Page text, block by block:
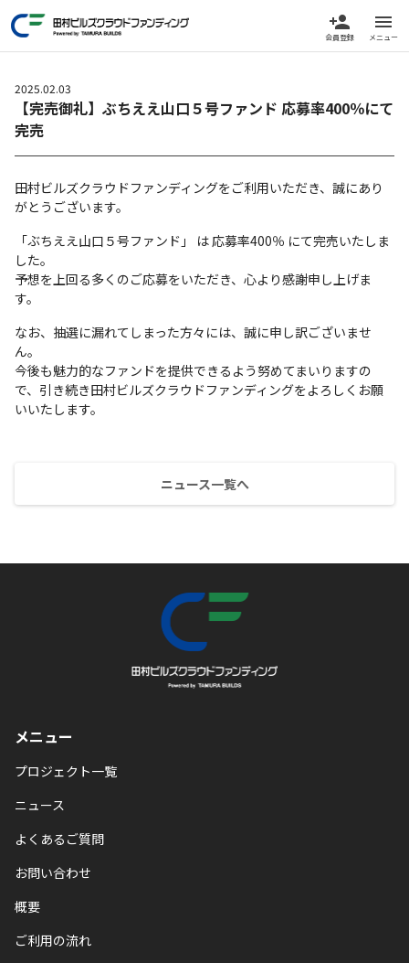
person_add
会員登録
menu
メニュー
2025.02.03
【完売御礼】ぶちええ山口５号ファンド 応募率400％にて
完売
田村ビルズクラウドファンディングをご利用いただき、誠にあり
がとうございます。
「ぶちええ山口５号ファンド」 は 応募率400％ にて完売いたしま
した。
予想を上回る多くのご応募をいただき、心より感謝申し上げま
す。
なお、抽選に漏れてしまった方々には、誠に申し訳ございませ
ん。
今後も魅力的なファンドを提供できるよう努めてまいりますの
で、引き続き田村ビルズクラウドファンディングをよろしくお願
いいたします。
ニュース一覧へ
メニュー
プロジェクト一覧
ニュース
よくあるご質問
お問い合わせ
概要
ご利用の流れ